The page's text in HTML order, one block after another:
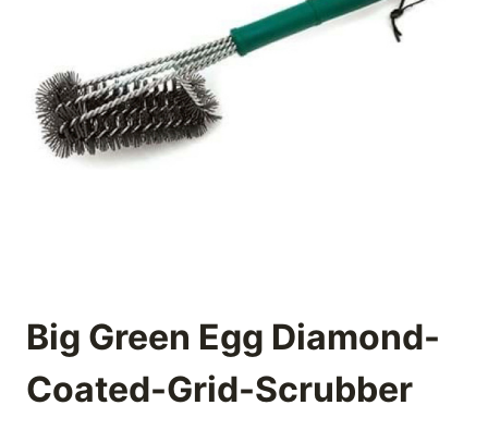
Big Green Egg Diamond-
Coated-Grid-Scrubber